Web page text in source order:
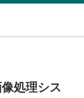
処理シス